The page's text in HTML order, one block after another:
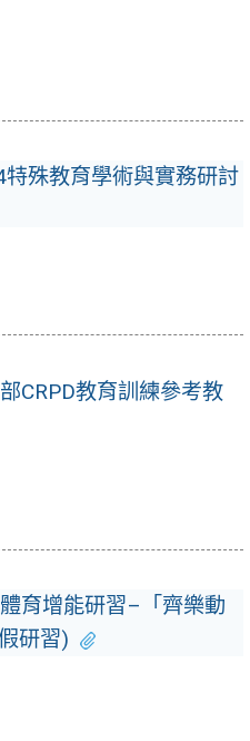
殊教育學術與實務研討
CRPD教育訓練參考教
育增能研習–「齊樂動
研習)